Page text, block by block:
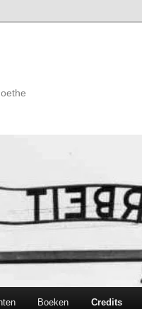
Boeken Credits